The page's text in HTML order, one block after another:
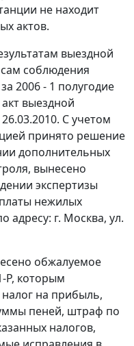
не находит
актов.
выездной
соблюдения
2006 - 1 полугодие
выездной
С учетом
принято решение
дополнительных
вынесено
экспертизы
нежилых
г. Москва, ул.
обжалуемое
Р, которым
на прибыль,
пеней, штраф по
налогов,